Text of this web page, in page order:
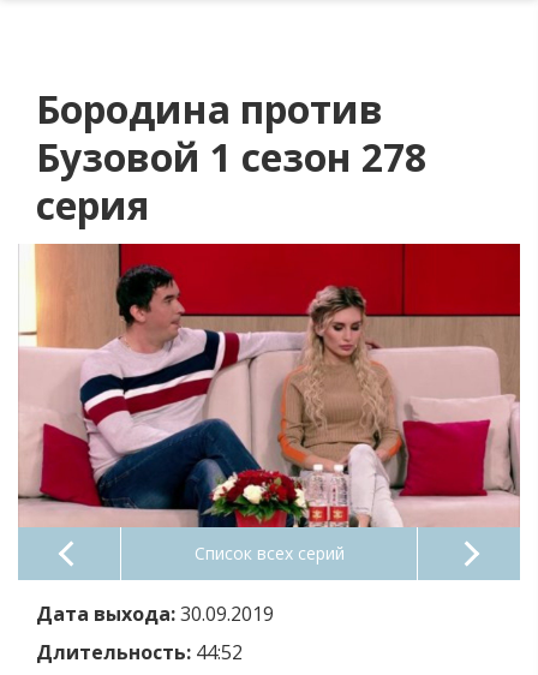
Бородина против
Бузовой 1 сезон 278
серия
Список всех серий
Дата выхода:30.09.2019
Длительность: 44:52